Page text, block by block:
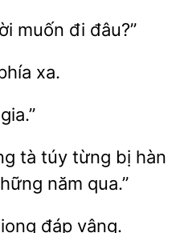
muốn đi
tà
bị hàn
năm qua.”
đáp vâng.